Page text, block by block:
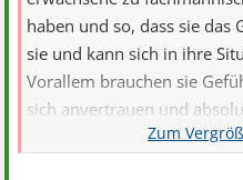
haben und so, dass sie
sie und kann sich in ihre
Vorallem brauchen sie
sich anvertrauen und